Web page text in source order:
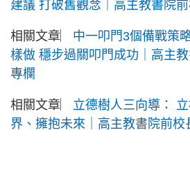
建議 打破舊觀念｜高主教書院
相關文章︳ 中一叩門3個備戰策
樣做 穩步過關叩門成功｜高主
專欄
相關文章︳ 立德樹人三向導：
界、擁抱未來｜高主教書院前校